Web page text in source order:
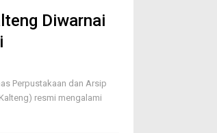
Diwarnai
Perpustakaan dan Arsip
resmi mengalami